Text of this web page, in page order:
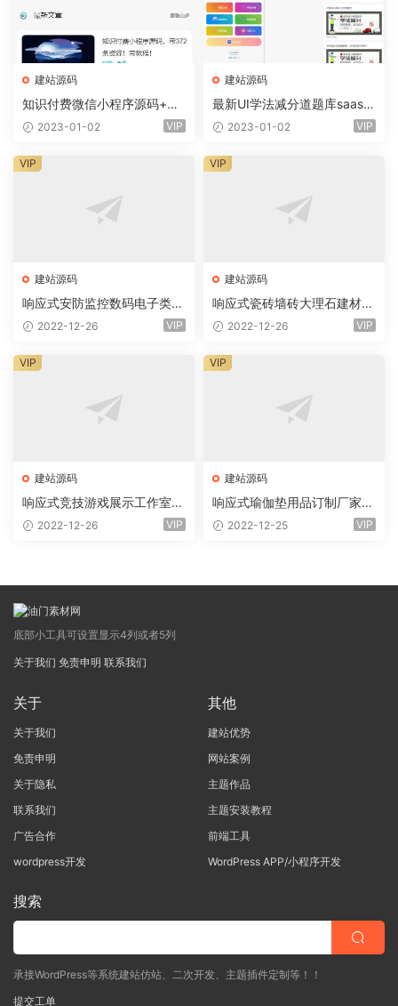
建站源码
知识付费微信小程序源码+前
端+教程
2023-01-02 VIP
建站源码
最新UI学法减分道题库saas系
统商业专业版小程序+前端
2023-01-02 VIP
建站源码
响应式安防监控数码电子类企
业网站eyoucms易优模板(pc
2022-12-26 VIP
VIP
建站源码
响应式瓷砖墙砖大理石建材类
网站eyoucms易优模板(pc+
2022-12-26 VIP
VIP
建站源码
响应式竞技游戏展示工作室网
站eyoucms易优模板(pc+wa
2022-12-26 VIP
VIP
建站源码
响应式瑜伽垫用品订制厂家网
站eyoucms易优模板(pc+wa
2022-12-25 VIP
VIP
底部小工具可设置显示4列或者5列
关于我们 免责申明 联系我们
关于
关于我们
免责申明
关于隐私
联系我们
广告合作
wordpress开发
其他
建站优势
网站案例
主题作品
主题安装教程
前端工具
WordPress APP/小程序开发
搜索
承接WordPress等系统建站仿站、二次开发、主题插件定制等！！
提交工单